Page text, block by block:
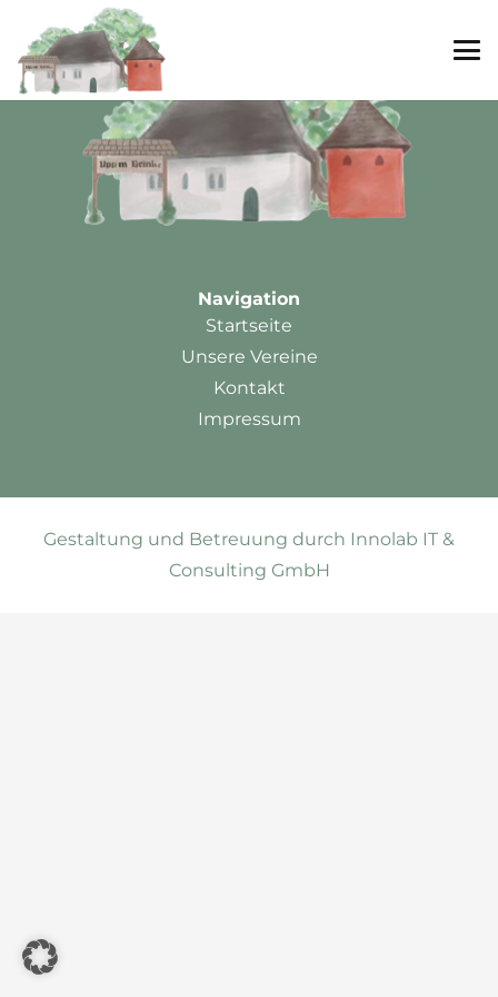
Navigation
Startseite
Unsere Vereine
Kontakt
Impressum
Gestaltung und Betreuung durch Innolab IT &
Consulting GmbH